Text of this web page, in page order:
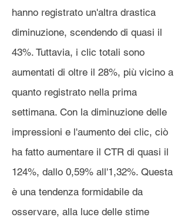
hanno registrato un'altra drastica
diminuzione, scendendo di quasi il
43%. Tuttavia, i clic totali sono
aumentati di oltre il 28%, più vicino a
quanto registrato nella prima
settimana. Con la diminuzione delle
impressioni e l'aumento dei clic, ciò
ha fatto aumentare il CTR di quasi il
124%, dallo 0,59% all'1,32%. Questa
è una tendenza formidabile da
osservare, alla luce delle stime